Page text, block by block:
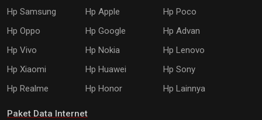
Hp Samsung Hp Apple
Hp Poco
Hp Oppo
Hp Google
Hp Advan
Hp Vivo
Hp Nokia
Hp Lenovo
Hp Xiaomi
Hp Huawei
Hp Sony
Hp Realme
Hp Honor Hp Lainnya
Paket Data Internet